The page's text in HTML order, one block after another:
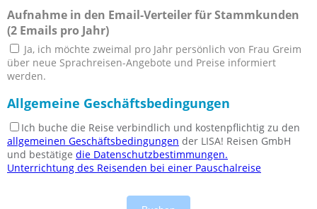
Aufnahme in den Email-Verteiler für Stammkunden
(2 Emails pro Jahr)
Ja, ich möchte zweimal pro Jahr persönlich von Frau Greim
über neue Sprachreisen-Angebote und Preise informiert
werden.
Allgemeine Geschäftsbedingungen
Ich buche die Reise verbindlich und kostenpflichtig zu den
allgemeinen Geschäftsbedingungen der LISA! Reisen GmbH
und bestätige die Datenschutzbestimmungen.
Unterrichtung des Reisenden bei einer Pauschalreise